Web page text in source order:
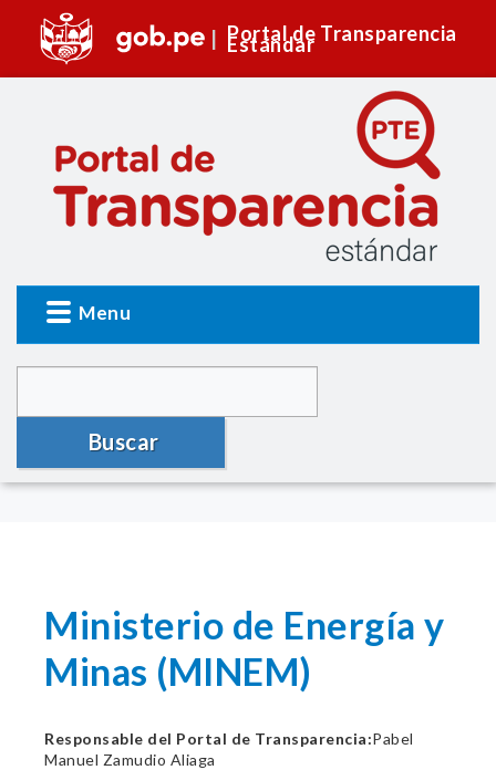
Portal de Transparencia
Estándar
Menu
Buscar
Ministerio de Energía y
Minas (MINEM)
Responsable del Portal de Transparencia:Pabel
Manuel Zamudio Aliaga